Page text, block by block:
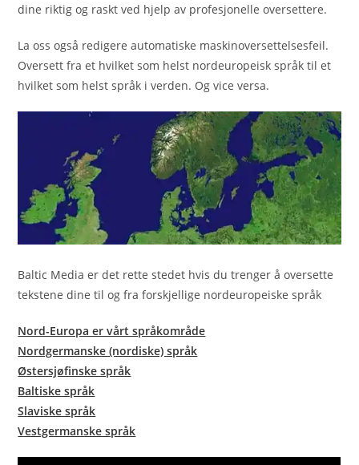
dine riktig og raskt ved hjelp av profesjonelle oversettere.
La oss også redigere automatiske maskinoversettelsesfeil.
Oversett fra et hvilket som helst nordeuropeisk språk til et
hvilket som helst språk i verden. Og vice versa.
Baltic Media er det rette stedet hvis du trenger å oversette
tekstene dine til og fra forskjellige nordeuropeiske språk
Nord-Europa er vårt språkområde
Nordgermanske (nordiske) språk
Østersjøfinske språk
Baltiske språk
Slaviske språk
Vestgermanske språk